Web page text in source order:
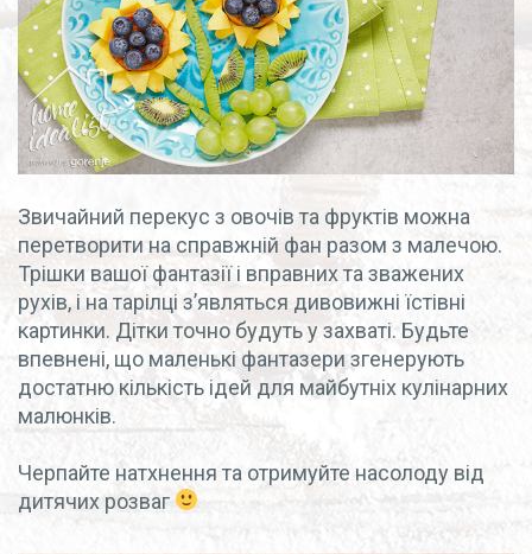
Звичайний перекус з овочів та фруктів можна
перетворити на справжній фан разом з малечою.
Трішки вашої фантазії і вправних та зважених
рухів, і на тарілці з’являться дивовижні їстівні
картинки. Дітки точно будуть у захваті. Будьте
впевнені, що маленькі фантазери згенерують
достатню кількість ідей для майбутніх кулінарних
малюнків.
Черпайте натхнення та отримуйте насолоду від
дитячих розваг